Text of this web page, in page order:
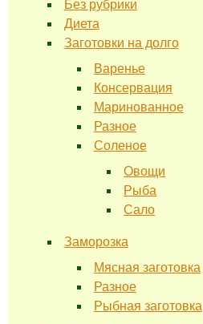
Без рубрики
Диета
Заготовки на долго
Варенье
Консервация
Маринованное
Разное
Соленое
Овощи
Рыба
Сало
Заморозка
Мясная заготовка
Разное
Рыбная заготовка